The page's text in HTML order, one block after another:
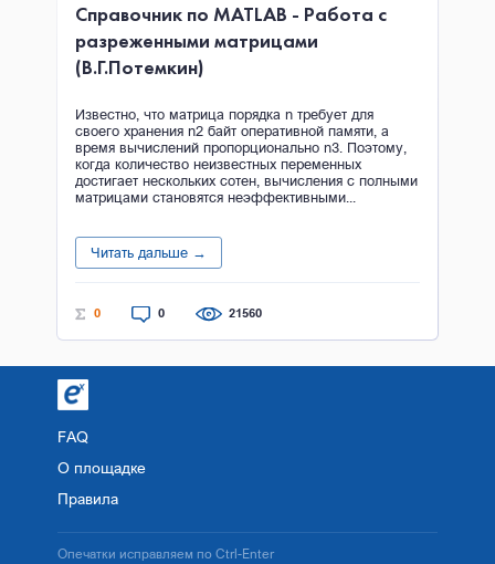
Справочник по MATLAB - Работа с
разреженными матрицами
(В.Г.Потемкин)
Известно, что матрица порядка n требует для
своего хранения n2 байт оперативной памяти, а
время вычислений пропорционально n3. Поэтому,
когда количество неизвестных переменных
достигает нескольких сотен, вычисления с полными
матрицами становятся неэффективными...
Читать дальше →
0 0 21560
FAQ
О площадке
Правила
Опечатки исправляем по Ctrl-Enter